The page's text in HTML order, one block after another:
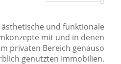
und funktionale
mit und in denen
privaten Bereich genauso
genutzten Immobilien.